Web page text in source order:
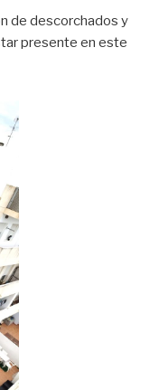
de descorchados y
presente en este